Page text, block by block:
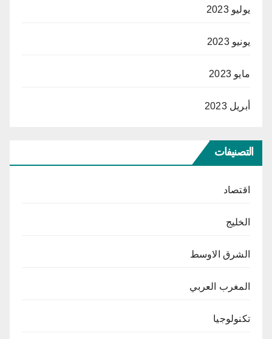
يوليو 2023
يونيو 2023
مايو 2023
أبريل 2023
التصنيفات
اقتصاد
الخليج
الشرق الاوسط
المغرب العربي
تكنولوجيا